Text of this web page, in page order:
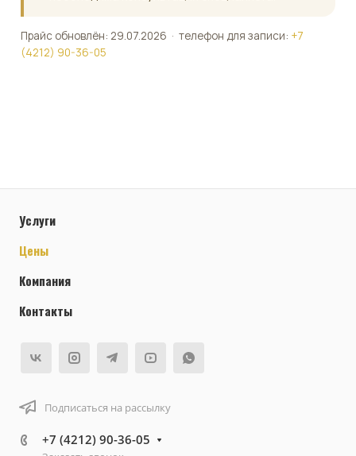
Прайс обновлён: 29.07.2026 · телефон для записи: +7
(4212) 90-36-05
Услуги
Цены
Компания
Контакты
Подписаться на рассылку
+7 (4212) 90-36-05